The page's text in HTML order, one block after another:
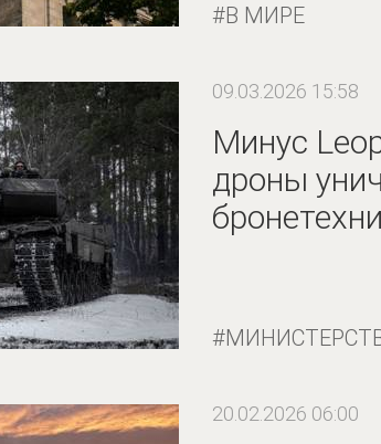
В МИРЕ
09.03.2026 15:58
Минус
дроны
20.02.2026 06:00